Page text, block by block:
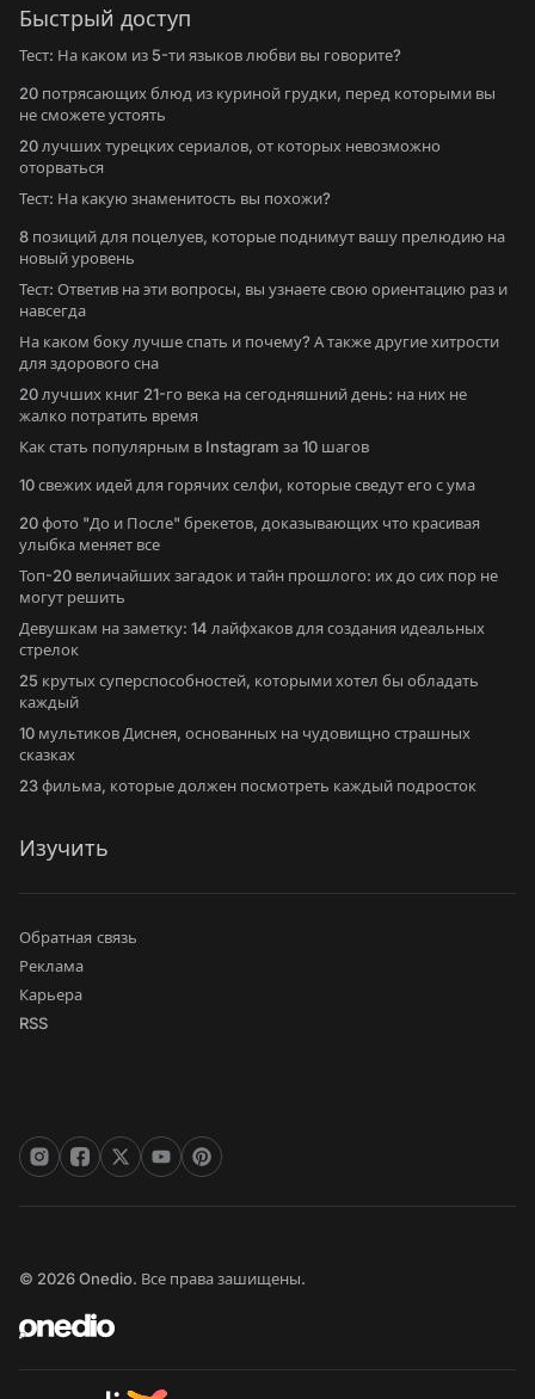
Быстрый доступ
Тест: На каком из 5-ти языков любви вы говорите?
20 потрясающих блюд из куриной грудки, перед которыми вы
не сможете устоять
20 лучших турецких сериалов, от которых невозможно
оторваться
Тест: На какую знаменитость вы похожи?
8 позиций для поцелуев, которые поднимут вашу прелюдию на
новый уровень
Тест: Ответив на эти вопросы, вы узнаете свою ориентацию раз и
навсегда
На каком боку лучше спать и почему? А также другие хитрости
для здорового сна
20 лучших книг 21-го века на сегодняшний день: на них не
жалко потратить время
Как стать популярным в Instagram за 10 шагов
10 свежих идей для горячих селфи, которые сведут его с ума
20 фото "До и После" брекетов, доказывающих что красивая
улыбка меняет все
Топ-20 величайших загадок и тайн прошлого: их до сих пор не
могут решить
Девушкам на заметку: 14 лайфхаков для создания идеальных
стрелок
25 крутых суперспособностей, которыми хотел бы обладать
каждый
10 мультиков Диснея, основанных на чудовищно страшных
сказках
23 фильма, которые должен посмотреть каждый подросток
Изучить
Обратная связь
Реклама
Карьера
RSS
© 2026 Onedio. Все права зашищены.